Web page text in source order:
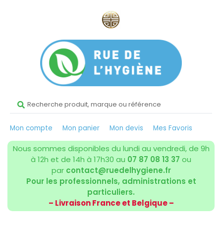
Mon compte Mon panier Mon devis Mes Favoris
Nous sommes disponibles du lundi au vendredi, de 9h
à 12h et de 14h à 17h30 au 07 87 08 13 37 ou
par contact@ruedelhygiene.fr
Pour les professionnels, administrations et
particuliers.
– Livraison France et Belgique –